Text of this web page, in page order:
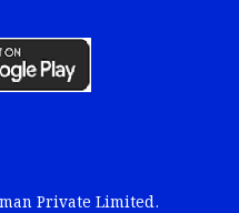
Private Limited.